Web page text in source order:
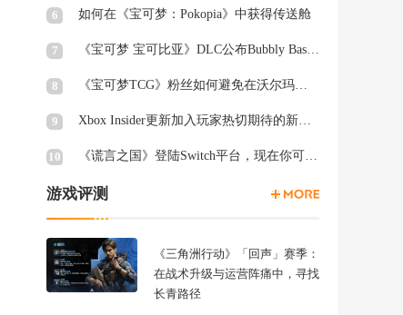
6 如何在《宝可梦：Pokopia》中获得传送舱
7 《宝可梦 宝可比亚》DLC公布Bubbly Basin Habitat Dex列表
8 《宝可梦TCG》粉丝如何避免在沃尔玛周三被“烤”
9 Xbox Insider更新加入玩家热切期待的新功能
10 《谎言之国》登陆Switch平台，现在你可以在厕所里愤怒退出游戏
游戏评测
《三角洲行动》「回声」赛季：
在战术升级与运营阵痛中，寻找
长青路径